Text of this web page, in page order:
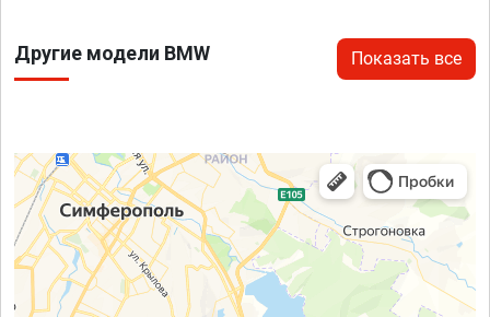
Другие модели BMW Показать все